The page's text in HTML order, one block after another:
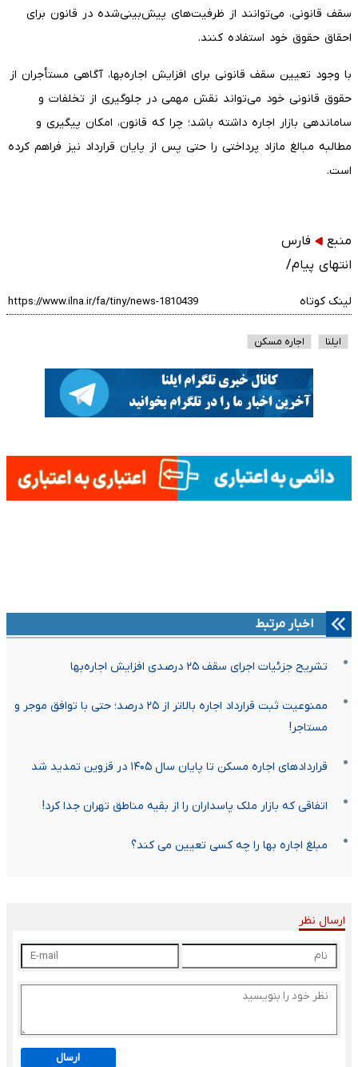
سقف قانونی، می‌توانند از ظرفیت‌های پیش‌بینی‌شده در قانون برای
احقاق حقوق خود استفاده کنند.
با وجود تعیین سقف قانونی برای افزایش اجاره‌بها، آگاهی مستأجران از
حقوق قانونی خود می‌تواند نقش مهمی در جلوگیری از تخلفات و
ساماندهی بازار اجاره داشته باشد؛ چرا که قانون، امکان پیگیری و
مطالبه مبالغ مازاد پرداختی را حتی پس از پایان قرارداد نیز فراهم کرده
است.
منبع
فارس
انتهای پیام/
لینک کوتاه
ایلنا اجاره مسکن
اخبار مرتبط
تشریح جزئیات اجرای سقف ۲۵ درصدی افزایش اجاره‌بها
ممنوعیت ثبت قرارداد اجاره بالاتر از ۲۵ درصد؛ حتی با توافق موجر و
مستاجر!
قراردادهای اجاره مسکن تا پایان سال ۱۴۰۵ در قزوین تمدید شد
اتفاقی که بازار ملک پاسداران را از بقیه مناطق تهران جدا کرد!
مبلغ اجاره بها را چه کسی تعیین می کند؟
ارسال نظر
ارسال